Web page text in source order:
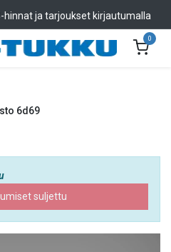
hinnat ja tarjoukset kirjautumalla
0
6d69
suljettu